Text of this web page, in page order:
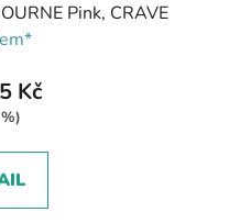
Pink, CRAVE
Kč